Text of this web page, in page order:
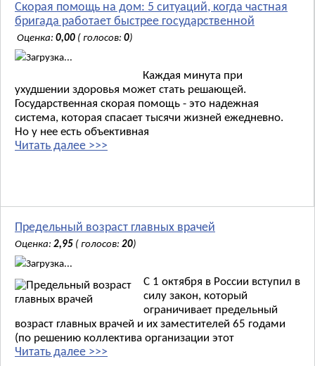
Скорая помощь на дом: 5 ситуаций, когда частная
бригада работает быстрее государственной
Оценка: 0,00 ( голосов: 0)
Загрузка...
Каждая минута при
ухудшении здоровья может стать решающей.
Государственная скорая помощь - это надежная
система, которая спасает тысячи жизней ежедневно.
Но у нее есть объективная
Читать далее >>>
Предельный возраст главных врачей
Оценка: 2,95 ( голосов: 20)
Загрузка...
С 1 октября в России вступил в
силу закон, который
ограничивает предельный
возраст главных врачей и их заместителей 65 годами
(по решению коллектива организации этот
Читать далее >>>